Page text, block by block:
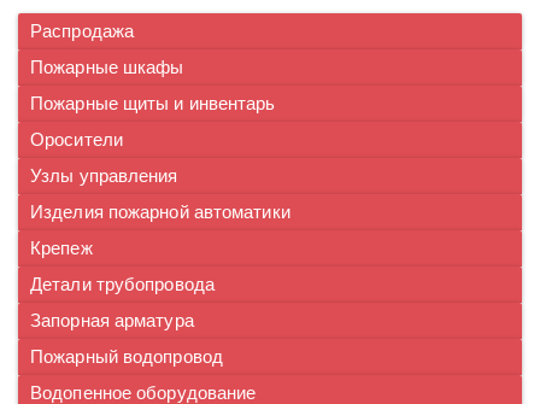
Распродажа
Пожарные шкафы
Пожарные щиты и инвентарь
Оросители
Узлы управления
Изделия пожарной автоматики
Крепеж
Детали трубопровода
Запорная арматура
Пожарный водопровод
Водопенное оборудование